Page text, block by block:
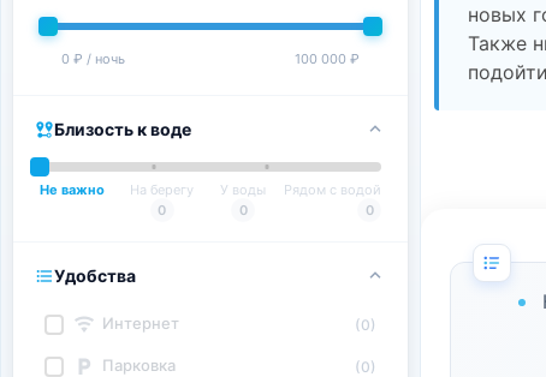
0 ₽ / ночь 100 000 ₽
Близость к воде
Не важно
На берегу
0
У воды
0
Рядом с водой
0
Удобства
Интернет (0)
Парковка (0)
новых
Также